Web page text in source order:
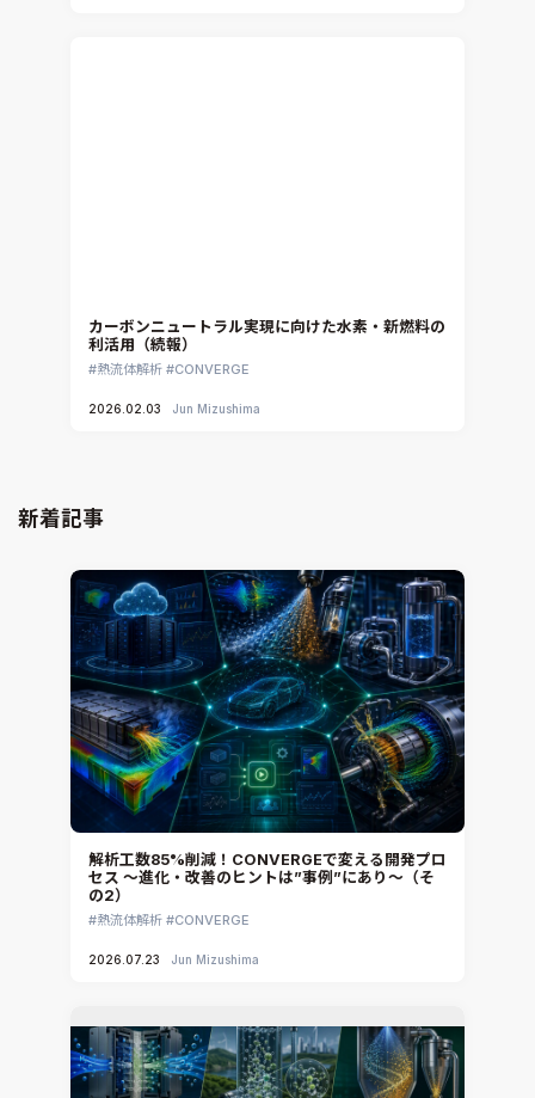
カーボンニュートラル実現に向けた水素・新燃料の
利活用（続報）
熱流体解析 CONVERGE
2026.02.03 Jun Mizushima
新着記事
解析工数85%削減！CONVERGEで変える開発プロ
セス ～進化・改善のヒントは”事例”にあり～（そ
の2）
熱流体解析 CONVERGE
2026.07.23 Jun Mizushima